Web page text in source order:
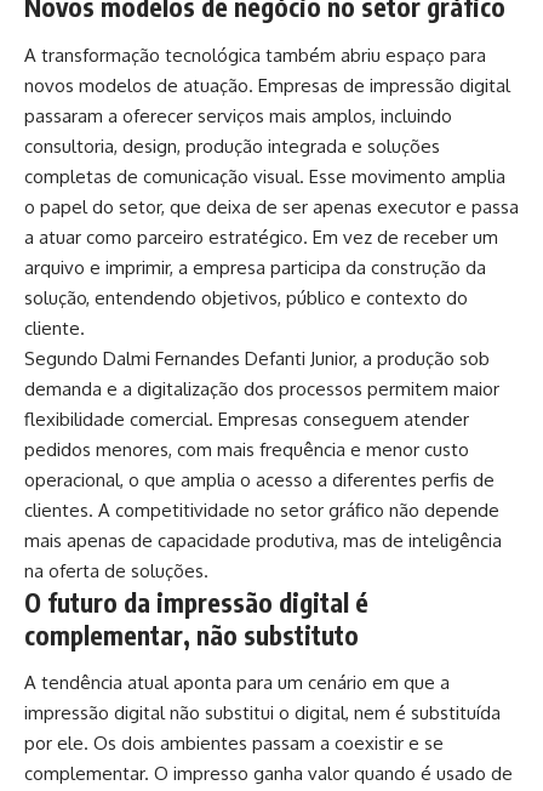
Novos modelos de negócio no setor gráfico
A transformação tecnológica também abriu espaço para
novos modelos de atuação. Empresas de impressão digital
passaram a oferecer serviços mais amplos, incluindo
consultoria, design, produção integrada e soluções
completas de comunicação visual. Esse movimento amplia
o papel do setor, que deixa de ser apenas executor e passa
a atuar como parceiro estratégico. Em vez de receber um
arquivo e imprimir, a empresa participa da construção da
solução, entendendo objetivos, público e contexto do
cliente.
Segundo Dalmi Fernandes Defanti Junior, a produção sob
demanda e a digitalização dos processos permitem maior
flexibilidade comercial. Empresas conseguem atender
pedidos menores, com mais frequência e menor custo
operacional, o que amplia o acesso a diferentes perfis de
clientes. A competitividade no setor gráfico não depende
mais apenas de capacidade produtiva, mas de inteligência
na oferta de soluções.
O futuro da impressão digital é
complementar, não substituto
A tendência atual aponta para um cenário em que a
impressão digital não substitui o digital, nem é substituída
por ele. Os dois ambientes passam a coexistir e se
complementar. O impresso ganha valor quando é usado de